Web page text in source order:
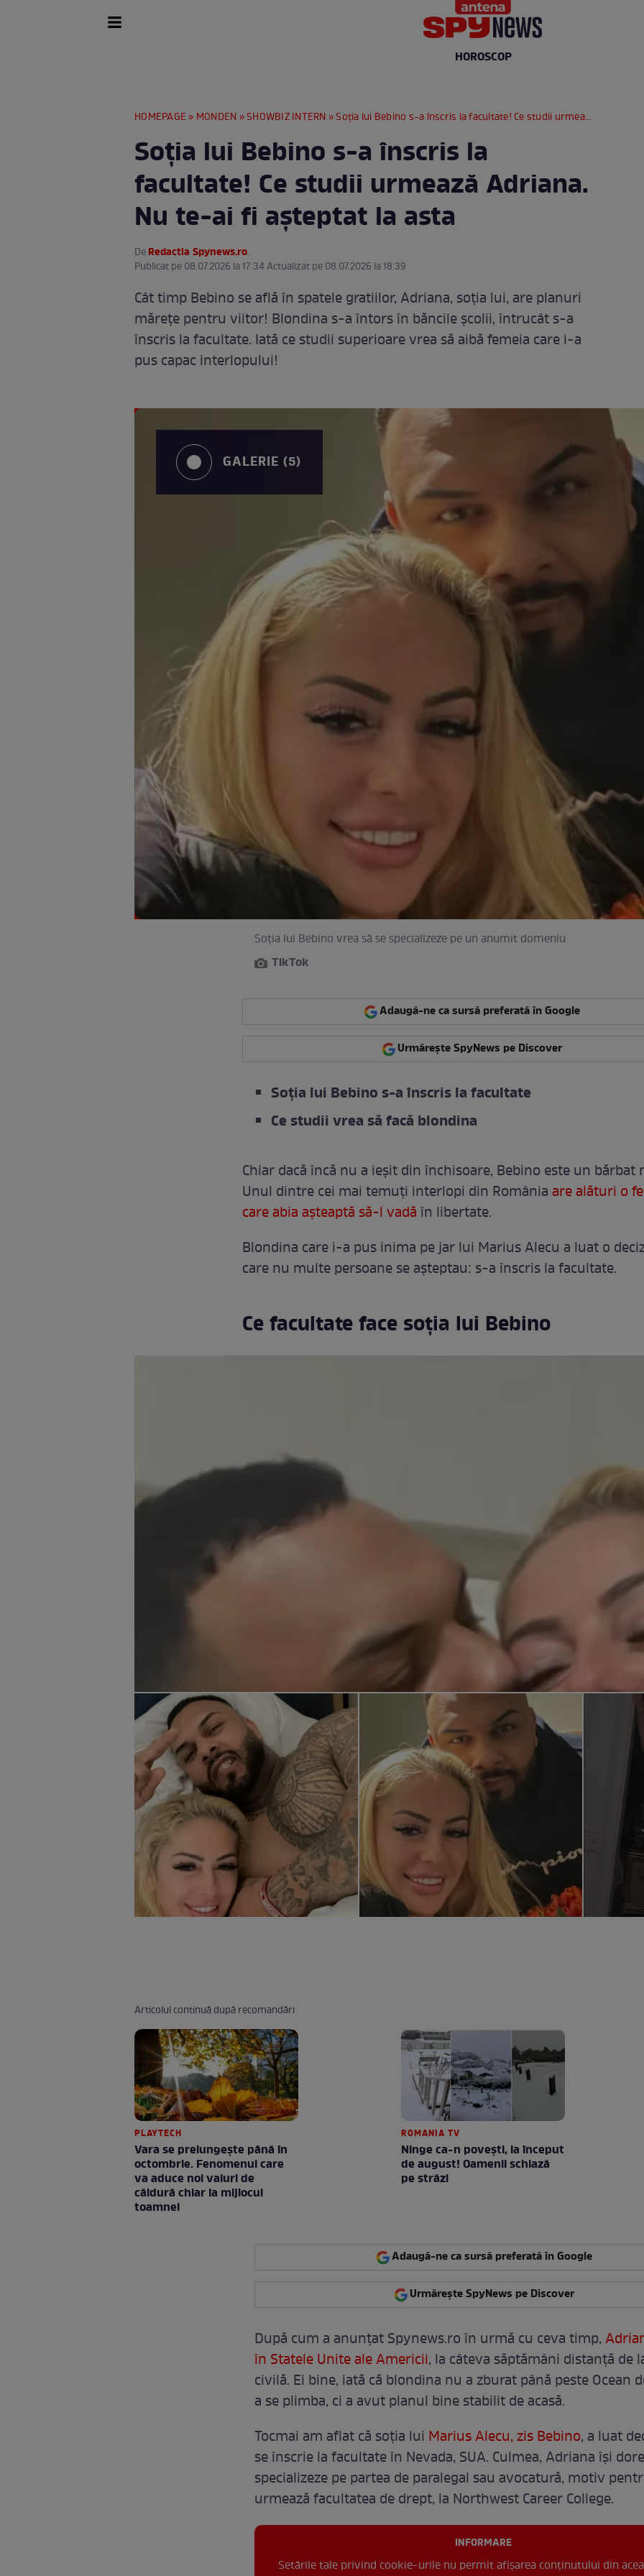
HOROSCOP
HOMEPAGE » MONDEN »SHOWBIZ INTERN » Soția lui Bebino s-a înscris la facultate! Ce studii urmează Adriana. Nu te-ai fi așteptat la asta
Soția lui Bebino s-a înscris la
facultate! Ce studii urmează Adriana.
Nu te-ai fi așteptat la asta
DeRedactia Spynews.ro.
Publicat pe 08.07.2026 la 17:34 Actualizat pe 08.07.2026 la 18:39
Cât timp Bebino se află în spatele gratiilor, Adriana, soția lui, are planuri
mărețe pentru viitor! Blondina s-a întors în băncile școlii, întrucât s-a
înscris la facultate. Iată ce studii superioare vrea să aibă femeia care i-a
pus capac interlopului!
GALERIE (5)
Soția lui Bebino vrea să se specializeze pe un anumit domeniu
TikTok
Adaugă-ne ca sursă preferată în Google
Urmărește SpyNews pe Discover
Soția lui Bebino s-a înscris la facultate
Ce studii vrea să facă blondina
Chiar dacă încă nu a ieșit din închisoare, Bebino este un bărbat
Unul dintre cei mai temuți interlopi din Româniaare alături o
care abia așteaptă să-l vadăîn libertate.
Blondina care i-a pus inima pe jar lui Marius Alecu a luat o
care nu multe persoane se așteptau: s-a înscris la facultate.
Ce facultate face soția lui Bebino
Articolul continuă după recomandări
PLAYTECH
Vara se prelungeşte până în
octombrie. Fenomenul care
va aduce noi valuri de
căldură chiar la mijlocul
toamnei
ROMANIA TV
Ninge ca-n povești, la început
de august! Oamenii schiază
pe străzi
Adaugă-ne ca sursă preferată în Google
Urmărește SpyNews pe Discover
După cum a anunțat Spynews.ro în urmă cu ceva timp,
în Statele Unite ale Americii, la câteva săptămâni distanță de
civilă. Ei bine, iată că blondina nu a zburat până peste Ocean
a se plimba, ci a avut planul bine stabilit de acasă.
Tocmai am aflat că soția lui Marius Alecu, zis Bebino, a luat
se înscrie la facultate în Nevada, SUA. Culmea, Adriana își
specializeze pe partea de paralegal sau avocatură, motiv
urmează facultatea de drept, la Northwest Career College.
INFORMARE
Setările tale privind cookie-urile nu permit afișarea conținutului din